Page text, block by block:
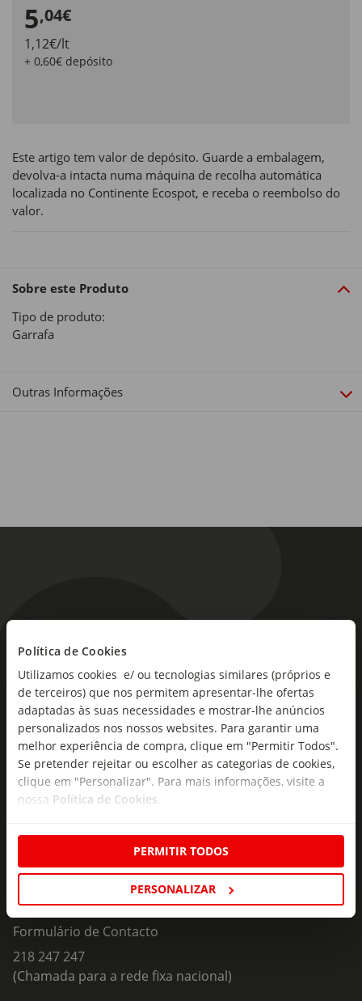
Política de Cookies
Utilizamos cookies e/ ou tecnologias similares (próprios e
de terceiros) que nos permitem apresentar-lhe ofertas
adaptadas às suas necessidades e mostrar-lhe anúncios
personalizados nos nossos websites. Para garantir uma
melhor experiência de compra, clique em "Permitir Todos".
Se pretender rejeitar ou escolher as categorias de cookies,
clique em "Personalizar". Para mais informações, visite a
nossa Política de Cookies.
PERMITIR TODOS
PERSONALIZAR
5,04€
1,12€/lt
+ 0,60€ depósito
Este artigo tem valor de depósito. Guarde a embalagem,
devolva‑a intacta numa máquina de recolha automática
localizada no Continente Ecospot, e receba o reembolso do
valor.
Sobre este Produto
Tipo de produto:
Garrafa
Outras Informações
As novidades mais frescas no
seu e-mail!
Subscreva e descubra campanhas exclusivas,
ofertas e novidades para si.
Insira o seu e-
mail
Subscrever
Fale Connosco
Formulário de Contacto
218 247 247
(Chamada para a rede fixa nacional)